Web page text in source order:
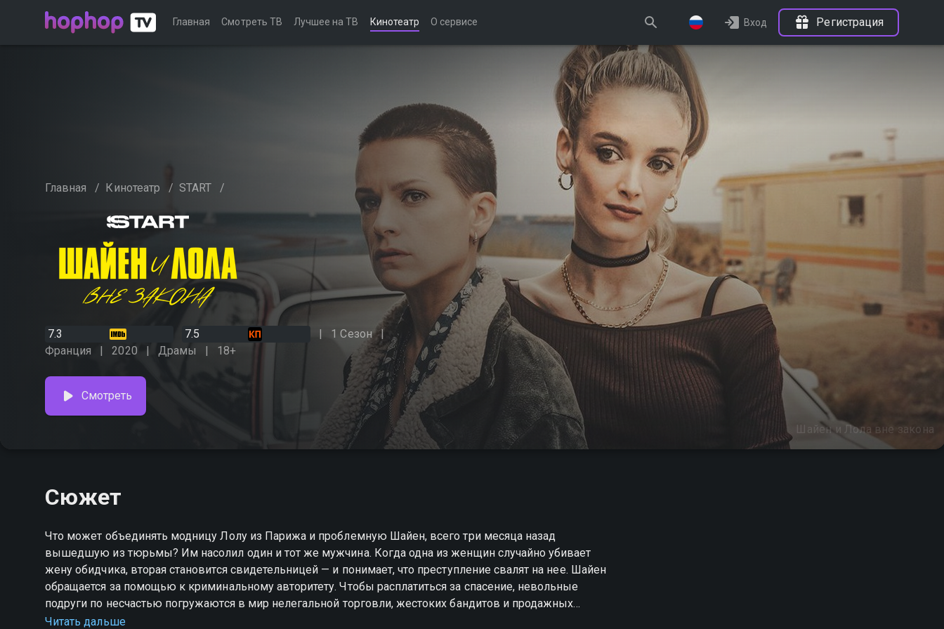
Главная Смотреть ТВ Лучшее на ТВ Кинотеатр О сервисе Вход Регистрация
Главная / Кинотеатр / START /
7.3 7.5
1 Сезон
Франция
2020 Драмы 18+
Шайен и Лола вне закона
Смотреть
Сюжет
Что может объединять модницу Лолу из Парижа и проблемную Шайен, всего три месяца назад
вышедшую из тюрьмы? Им насолил один и тот же мужчина. Когда одна из женщин случайно убивает
жену обидчика, вторая становится свидетельницей — и понимает, что преступление свалят на нее. Шайен
обращается за помощью к криминальному авторитету. Чтобы расплатиться за спасение, невольные
подруги по несчастью погружаются в мир нелегальной торговли, жестоких бандитов и продажных
полицейских.
Читать дальше